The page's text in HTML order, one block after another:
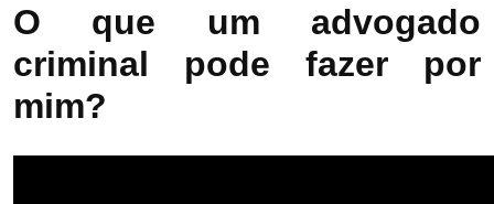
O que um advogado
criminal pode fazer por
mim?